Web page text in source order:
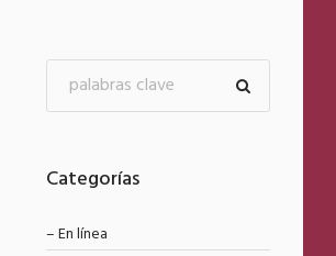
Categorías
– En línea